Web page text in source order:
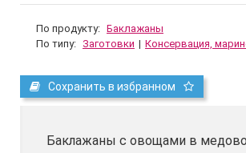
По продукту: Баклажаны
По типу: Заготовки | Консервация,
Сохранить в избранном
Баклажаны с овощами в